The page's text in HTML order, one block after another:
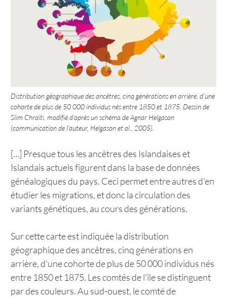
Distribution géographique des ancêtres, cinq générations en arrière, d'une
cohorte de plus de 50 000 individus nés entre 1850 et 1875. Dessin de
Slim Chraïti, modifié d'après un schéma de Agnar Helgason
(communication de l'auteur, Helgason et al., 2005).
[…] Presque tous les ancêtres des Islandaises et
Islandais actuels figurent dans la base de données
généalogiques du pays. Ceci permet entre autres d'en
étudier les migrations, et donc la circulation des
variants génétiques, au cours des générations.
Sur cette carte est indiquée la distribution
géographique des ancêtres, cinq générations en
arrière, d'une cohorte de plus de 50 000 individus nés
entre 1850 et 1875. Les comtés de l'île se distinguent
par des couleurs. Au sud-ouest, le comté de